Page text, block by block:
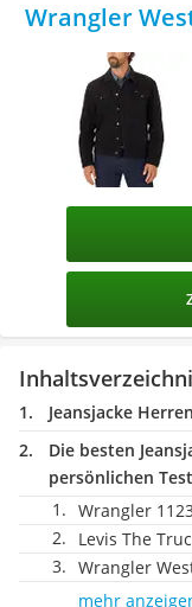
Wrangler
Jeansjacke
Die besten
persönlichen
Wrangler
Levis The
Wrangler
mehr